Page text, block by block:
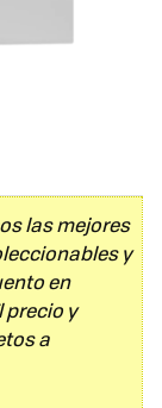
las mejores
y
en
precio y
a